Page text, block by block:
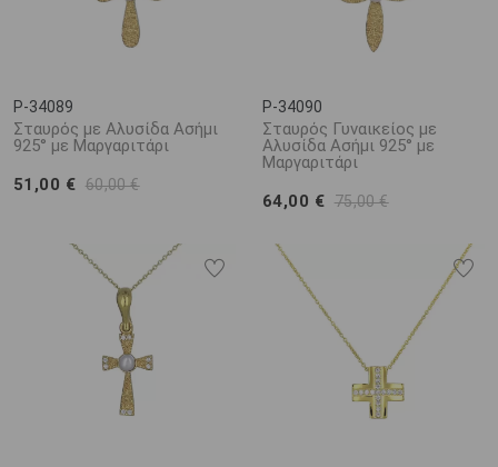
P-34089
Σταυρός με Αλυσίδα Ασήμι
925° με Μαργαριτάρι
51,00 € 60,00 €
P-34090
Σταυρός Γυναικείος με
Αλυσίδα Ασήμι 925° με
Μαργαριτάρι
64,00 € 75,00 €